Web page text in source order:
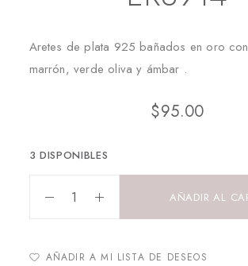
Aretes de plata 925 bañados en oro
marrón, verde oliva y ámbar .
$95.00
3 DISPONIBLES
AÑADIR AL
AÑADIR A MI LISTA DE DESEOS